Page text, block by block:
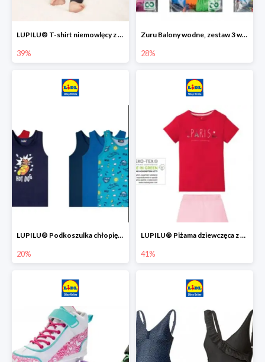
LUPILU® T-shirt niemowlęcy z biobawełny -39%
39%
Zuru Balony wodne, zestaw 3 wiązek -28%
28%
LUPILU® Podkoszulka chłopięca z bawełny -20%
20%
LUPILU® Piżama dziewczęca z bawełny -41%
41%